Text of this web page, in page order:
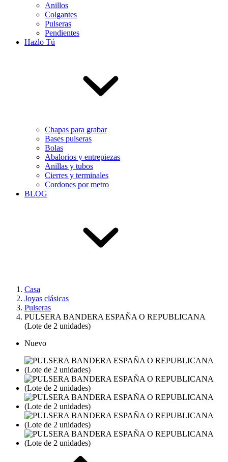
Anillos
Colgantes
Pulseras
Pendientes
Hazlo Tú
Chapas para grabar
Bases pulseras
Bolas
Abalorios y entrepiezas
Anillas y tubos
Cierres y terminales
Cordones por metro
BLOG
Casa
Joyas clásicas
Pulseras
PULSERA BANDERA ESPAÑA O REPUBLICANA
(Lote de 2 unidades)
Nuevo